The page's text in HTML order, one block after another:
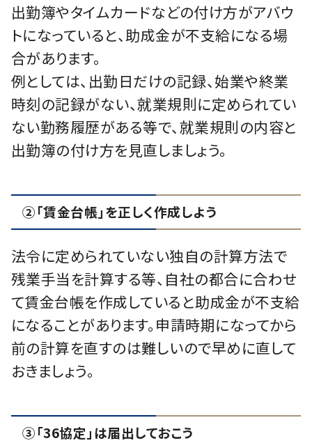
出勤簿やタイムカードなどの付け方がアバウ
トになっていると、助成金が不支給になる場
合があります。
例としては、出勤日だけの記録、始業や終業
時刻の記録がない、就業規則に定められてい
ない勤務履歴がある等で、就業規則の内容と
出勤簿の付け方を見直しましょう。
②「賃金台帳」を正しく作成しよう
法令に定められていない独自の計算方法で
残業手当を計算する等、自社の都合に合わせ
て賃金台帳を作成していると助成金が不支給
になることがあります。申請時期になってから
前の計算を直すのは難しいので早めに直して
おきましょう。
③「36協定」は届出しておこう